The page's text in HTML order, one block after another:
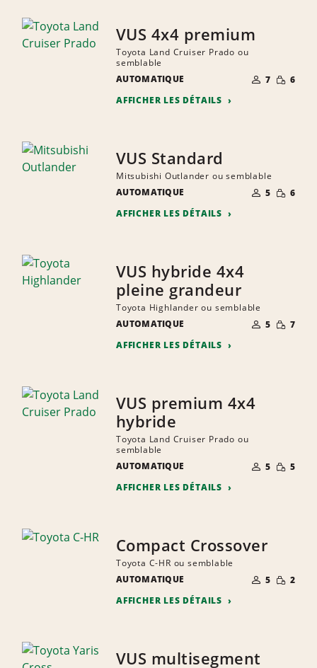
VUS 4x4 premium
Toyota Land Cruiser Prado ou
semblable
AUTOMATIQUE
NOMBRE DE
PERSONNES
7 RÉDUITE
6
AFFICHER LES DÉTAILS
VUS Standard
Mitsubishi Outlander ou semblable
AUTOMATIQUE
NOMBRE DE
PERSONNES
5 RÉDUITE
6
AFFICHER LES DÉTAILS
VUS hybride 4x4
pleine grandeur
Toyota Highlander ou semblable
AUTOMATIQUE
NOMBRE DE
PERSONNES
5 RÉDUITE
7
AFFICHER LES DÉTAILS
VUS premium 4x4
hybride
Toyota Land Cruiser Prado ou
semblable
AUTOMATIQUE
NOMBRE DE
PERSONNES
5 RÉDUITE
5
AFFICHER LES DÉTAILS
Compact Crossover
Toyota C-HR ou semblable
AUTOMATIQUE
NOMBRE DE
PERSONNES
5 RÉDUITE
2
AFFICHER LES DÉTAILS
VUS multisegment